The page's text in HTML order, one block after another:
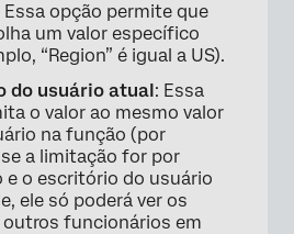
Essa opção permite que
um valor específico
“Region” é igual a US).
do usuário atual: Essa
o valor ao mesmo valor
na função (por
a limitação for por
e o escritório do usuário
ele só poderá ver os
outros funcionários em